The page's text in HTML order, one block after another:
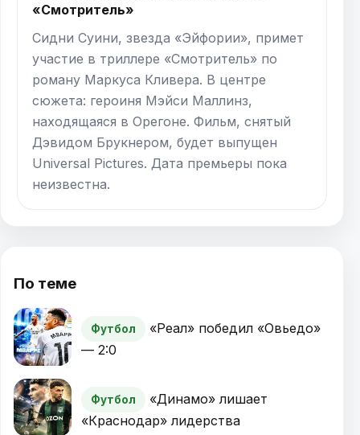
«Смотритель»
Сидни Суини, звезда «Эйфории», примет
участие в триллере «Смотритель» по
роману Маркуса Кливера. В центре
сюжета: героиня Мэйси Маллинз,
находящаяся в Орегоне. Фильм, снятый
Дэвидом Брукнером, будет выпущен
Universal Pictures. Дата премьеры пока
неизвестна.
По теме
Футбол
«Реал» победил «Овьедо»
— 2:0
Футбол
«Динамо» лишает
«Краснодар» лидерства